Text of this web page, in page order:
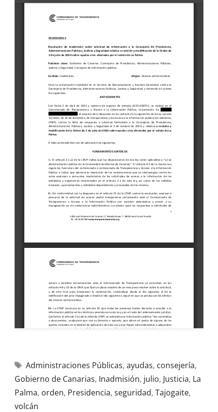
Administraciones Públicas, ayudas, consejería,
Gobierno de Canarias, Inadmisión, julio, Justicia, La
Palma, orden, Presidencia, seguridad, Tajogaite,
volcán